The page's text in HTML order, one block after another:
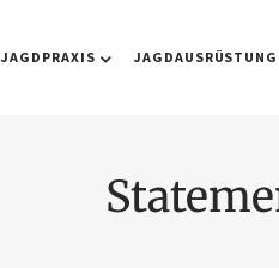
JAGDPRAXIS JAGDAUSRÜSTUNG